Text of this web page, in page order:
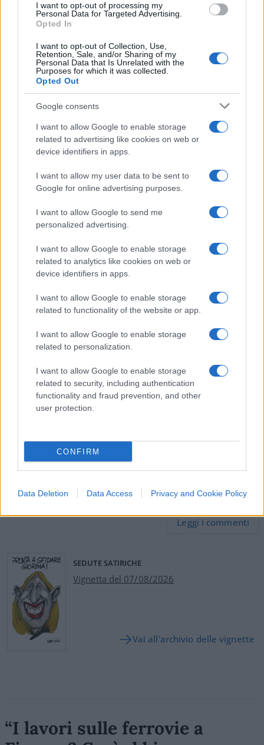
I want to opt-out of processing my
Personal Data for Targeted Advertising.
Opted In
I want to opt-out of Collection, Use,
Retention, Sale, and/or Sharing of my
Personal Data that Is Unrelated with the
Purposes for which it was collected.
Opted Out
Google consents
I want to allow Google to enable storage
related to advertising like cookies on web or
device identifiers in apps.
I want to allow my user data to be sent to
Google for online advertising purposes.
I want to allow Google to send me
personalized advertising.
I want to allow Google to enable storage
related to analytics like cookies on web or
device identifiers in apps.
I want to allow Google to enable storage
related to functionality of the website or app.
I want to allow Google to enable storage
related to personalization.
I want to allow Google to enable storage
related to security, including authentication
functionality and fraud prevention, and other
user protection.
CONFIRM
Data Deletion Data Access Privacy and Cookie Policy
non ci sono ancora conferme:si era parlato di 15
milioni di euro in quattro anni
chi sussurra che non saranno più di
Per lui sarebbe pronto un programma quotidiano
in access prime time (forse iSoliti Ignoti
format musicale. A lui anche il compito di scovare
nuovi format con un ruolo da consulente. Il costo
complessivo dell’operazione, scrive
Repubblica
dovrebbe essere di 100 milioni di euro tra
ingaggio, investimento e tutto il resto. Il ritorno
economico? Si spera sostanzioso: gli ultimi 5
Sanremo hanno fruttato 227 milioni di euro e
IntantoFiorello, amico e collega di lunga data, ha
annunciato la partecipazione di Amadeus
10 maggio. Sempre secondo ilCorriere
, addirittura
Giorgia Meloni avrebbe telefonato ai vertici della
Rai per indurli a trattenere almeno Fiorello. Il
quale, però, conferma che dal 10 maggio in poi ha
già un contratto firmato… col suo divano.
Nicolaporro.it è anche su Whatsapp. È sufficiente
cliccare quiper iscriversi al canale ed essere sempre
#AMADEUS #RAI
Leggi i commenti
SEDUTE SATIRICHE
Vignetta del 07/08/2026
Vai all'archivio delle vignette
“I lavori sulle ferrovie a